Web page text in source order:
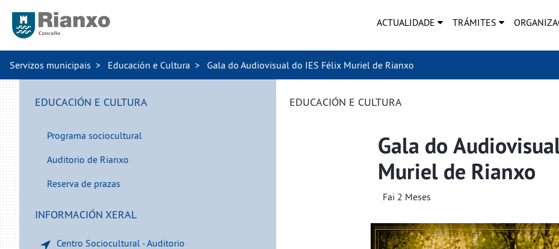
ACTUALIDADE TRÁMITES
Servizos municipais Educación e Cultura Gala do Audiovisual do IES Félix Muriel de Rianxo
EDUCACIÓN E CULTURA
Programa sociocultural
Auditorio de Rianxo
Reserva de prazas
INFORMACIÓN XERAL
Centro Sociocultural - Auditorio
EDUCACIÓN E CULTURA
Gala do
Muriel de Rianxo
Fai 2 Meses